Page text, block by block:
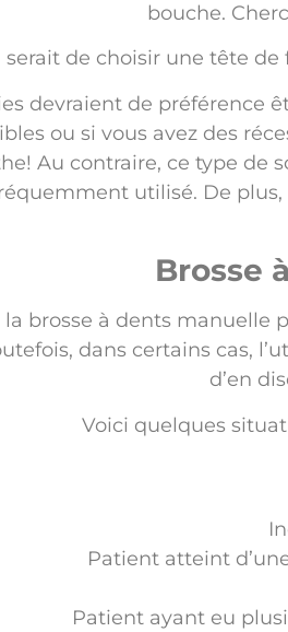
bouche.
serait de choisir une tête
devraient de préférence
ou si vous avez des
Au contraire, ce type de
utilisé. De
Brosse
la brosse à dents manuelle
dans certains cas,
d’en
Voici quelques
Patient atteint
Patient ayant eu